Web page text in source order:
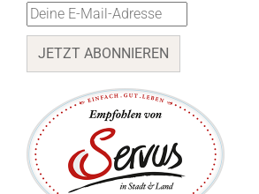
JETZT ABONNIEREN